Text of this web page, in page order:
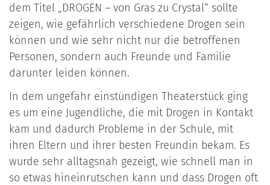
dem Titel „DROGEN – von Gras zu Crystal“ sollte
zeigen, wie gefährlich verschiedene Drogen sein
können und wie sehr nicht nur die betroffenen
Personen, sondern auch Freunde und Familie
darunter leiden können.
In dem ungefähr einstündigen Theaterstück ging
es um eine Jugendliche, die mit Drogen in Kontakt
kam und dadurch Probleme in der Schule, mit
ihren Eltern und ihrer besten Freundin bekam. Es
wurde sehr alltagsnah gezeigt, wie schnell man in
so etwas hineinrutschen kann und dass Drogen oft